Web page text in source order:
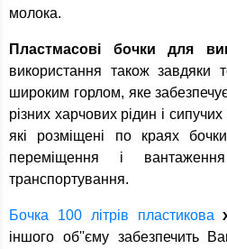
молока.
Пластмасові бочки для
використання також
широким горлом, яке
різних харчових рідин і
які розміщені по краях
переміщення і
транспортування.
Бочка 100 літрів пластикова
іншого об''єму забезпечить